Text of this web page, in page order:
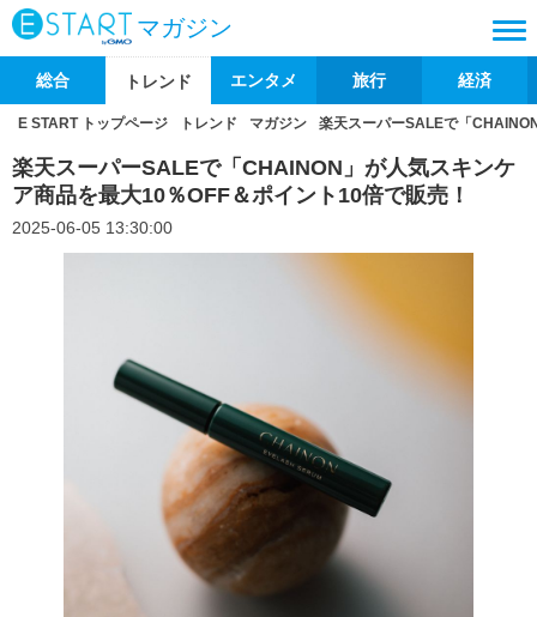
マガジン
総合 トレンド エンタメ 旅行 経済
E START トップページ トレンド マガジン 楽天スーパーSALEで「
楽天スーパーSALEで「CHAINON」が人気スキンケ
ア商品を最大10％OFF＆ポイント10倍で販売！
2025-06-05 13:30:00